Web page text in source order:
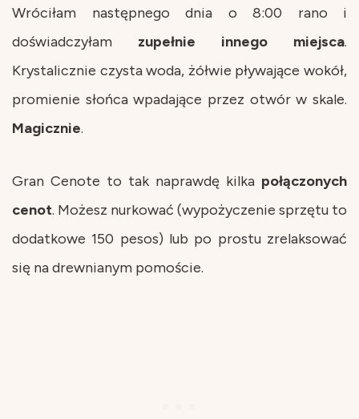
Wróciłam następnego dnia o 8:00 rano i
doświadczyłam zupełnie innego miejsca.
Krystalicznie czysta woda, żółwie pływające wokół,
promienie słońca wpadające przez otwór w skale.
Magicznie.
Gran Cenote to tak naprawdę kilka połączonych
cenot. Możesz nurkować (wypożyczenie sprzętu to
dodatkowe 150 pesos) lub po prostu zrelaksować
się na drewnianym pomoście.